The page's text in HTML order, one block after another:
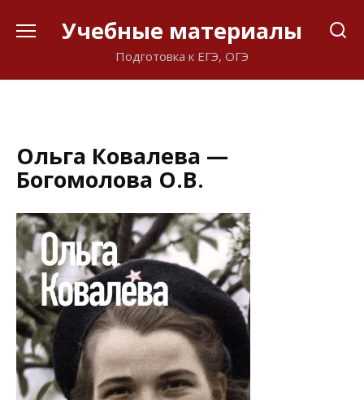
Учебные материалы
Подготовка к ЕГЭ, ОГЭ
Ольга Ковалева —
Богомолова О.В.